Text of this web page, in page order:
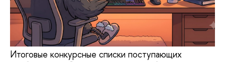
Итоговые конкурсные списки поступающих